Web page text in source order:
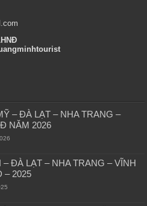
– ĐÀ LẠT – NHA TRANG –
NĂM 2026
– ĐÀ LẠT – NHA TRANG – VĨNH
– 2025